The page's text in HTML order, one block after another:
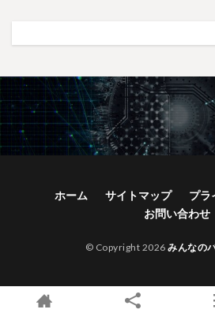
ホーム サイトマップ
プラ
お問い合わせ
© Copyright 2026 みんなの